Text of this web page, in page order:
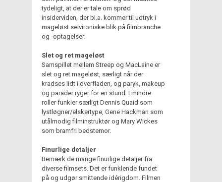
tydeligt, at der er tale om sprød
insiderviden, der bl.a. kommer til udtryk i
mageløst selvironiske blik på filmbranche
og -optagelser.
Slet og ret mageløst
Samspillet mellem Streep og MacLaine er
slet og ret mageløst, særligt når der
kradses lidt i overfladen, og paryk, makeup
og parader ryger for en stund. I mindre
roller funkler særligt Dennis Quaid som
lystløgner/elskertype, Gene Hackman som
utålmodig filminstruktør og Mary Wickes
som bramfri bedstemor.
Finurlige detaljer
Bemærk de mange finurlige detaljer fra
diverse filmsets. Det er funklende fundet
på og udgør smittende idérigdom. Filmen